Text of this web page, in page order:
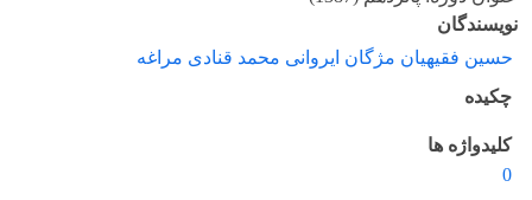
نویسندگان
حسین فقیهیان مژگان ایروانی محمد قنادی مراغه
چکیده
کلیدواژه ها
0